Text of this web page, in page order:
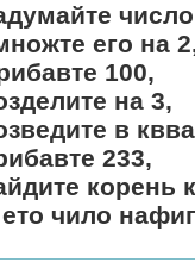
его на
100,
на 3,
в
233,
корень
чило